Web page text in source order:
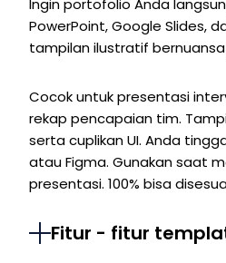
Ingin portofolio Anda
PowerPoint, Google Slides,
tampilan ilustratif
Cocok untuk presentasi
rekap pencapaian tim.
serta cuplikan UI. Anda
atau Figma. Gunakan saat
presentasi. 100% bisa
Fitur - fitur